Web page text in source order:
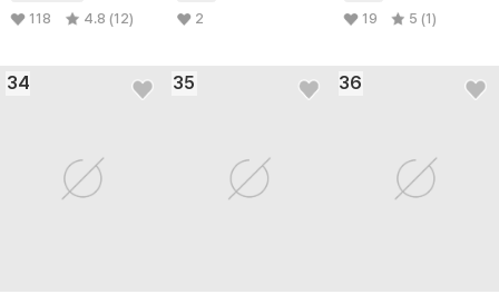
118 4.8 (12) 2 19 5 (1)
34 35 36